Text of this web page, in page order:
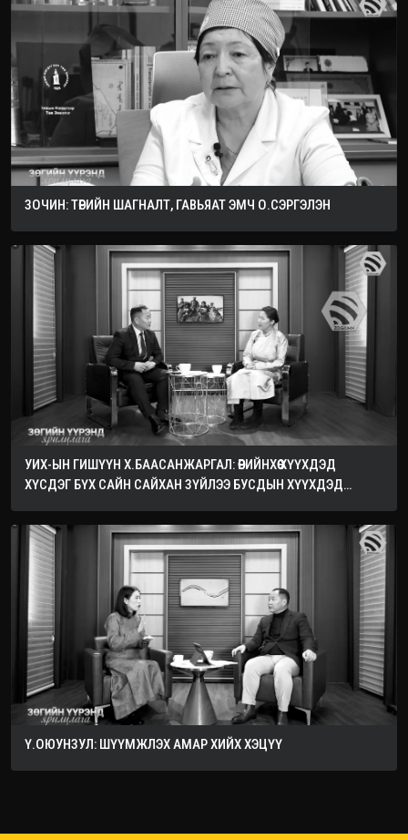
ЗОЧИН: ТӨРИЙН ШАГНАЛТ, ГАВЬЯАТ ЭМЧ О.СЭРГЭЛЭН
УИХ-ЫН ГИШҮҮН Х.БААСАНЖАРГАЛ: ӨӨРИЙНХӨӨ ХҮҮХДЭД
ХҮСДЭГ БҮХ САЙН САЙХАН ЗҮЙЛЭЭ БУСДЫН ХҮҮХДЭД
Ү.ОЮУНЗУЛ: ШҮҮМЖЛЭХ АМАР ХИЙХ ХЭЦҮҮ